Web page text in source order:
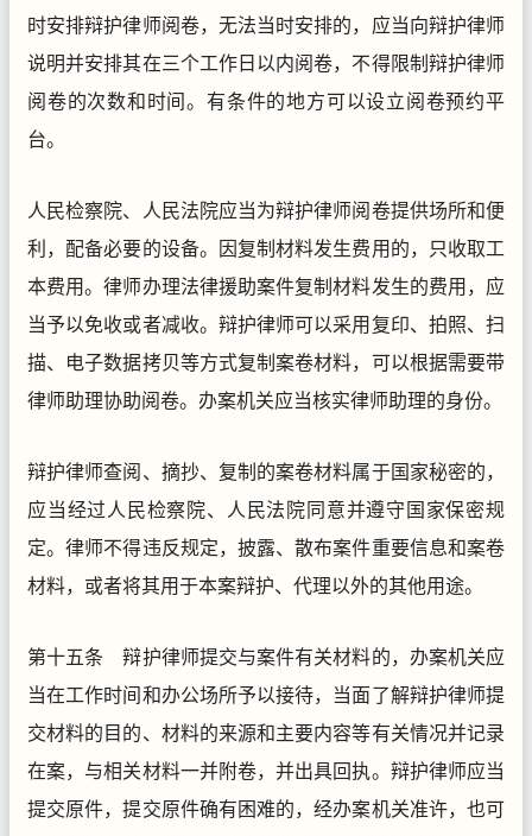
时安排辩护律师阅卷，无法当时安排的，应当向辩护律师
说明并安排其在三个工作日以内阅卷，不得限制辩护律师
阅卷的次数和时间。有条件的地方可以设立阅卷预约平
台。
人民检察院、人民法院应当为辩护律师阅卷提供场所和便
利，配备必要的设备。因复制材料发生费用的，只收取工
本费用。律师办理法律援助案件复制材料发生的费用，应
当予以免收或者减收。辩护律师可以采用复印、拍照、扫
描、电子数据拷贝等方式复制案卷材料，可以根据需要带
律师助理协助阅卷。办案机关应当核实律师助理的身份。
辩护律师查阅、摘抄、复制的案卷材料属于国家秘密的，
应当经过人民检察院、人民法院同意并遵守国家保密规
定。律师不得违反规定，披露、散布案件重要信息和案卷
材料，或者将其用于本案辩护、代理以外的其他用途。
第十五条 辩护律师提交与案件有关材料的，办案机关应
当在工作时间和办公场所予以接待，当面了解辩护律师提
交材料的目的、材料的来源和主要内容等有关情况并记录
在案，与相关材料一并附卷，并出具回执。辩护律师应当
提交原件，提交原件确有困难的，经办案机关准许，也可